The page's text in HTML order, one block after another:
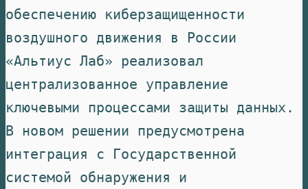
обеспечению киберзащищенности
воздушного движения в России
«Альтиус Лаб» реализовал
централизованное управление
ключевыми процессами защиты данных.
В новом решении предусмотрена
интеграция с Государственной
системой обнаружения и